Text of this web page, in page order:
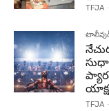
TFJA -
TFJA -